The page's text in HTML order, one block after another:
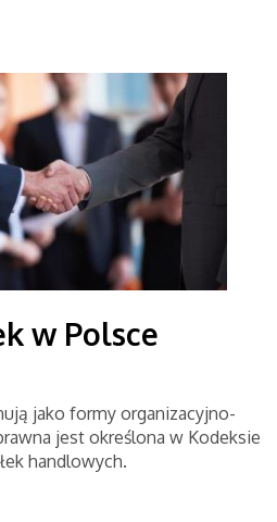
w Polsce
jako formy organizacyjno-
jest określona w Kodeksie
handlowych.